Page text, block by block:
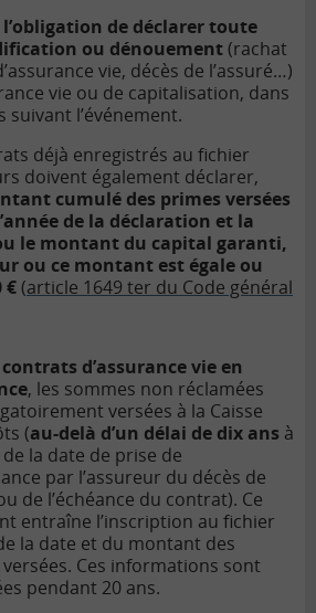
de déclarer toute
ou dénouement(rachat
vie, décès de l’assuré…)
vie ou de capitalisation, dans
suivant l’événement.
déjà enregistrés au fichier
doivent également déclarer,
cumulé des primes versées
de la déclaration et la
le montant du capital garanti,
ou ce montant est égale ou
€(article 1649 ter du Code général
d’assurance vie en
, les sommes non réclamées
versées à la Caisse
(au-delà d’un délai de dix ans à
la date de prise de
par l’assureur du décès de
de l’échéance du contrat). Ce
entraîne l’inscription au fichier
la date et du montant des
Ces informations sont
pendant 20 ans.